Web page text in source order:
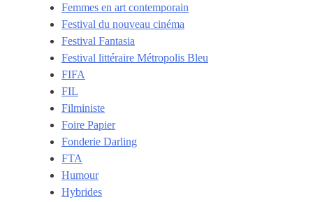
Femmes en art contemporain
Festival du nouveau cinéma
Festival Fantasia
Festival littéraire Métropolis Bleu
FIFA
FIL
Filministe
Foire Papier
Fonderie Darling
FTA
Humour
Hybrides